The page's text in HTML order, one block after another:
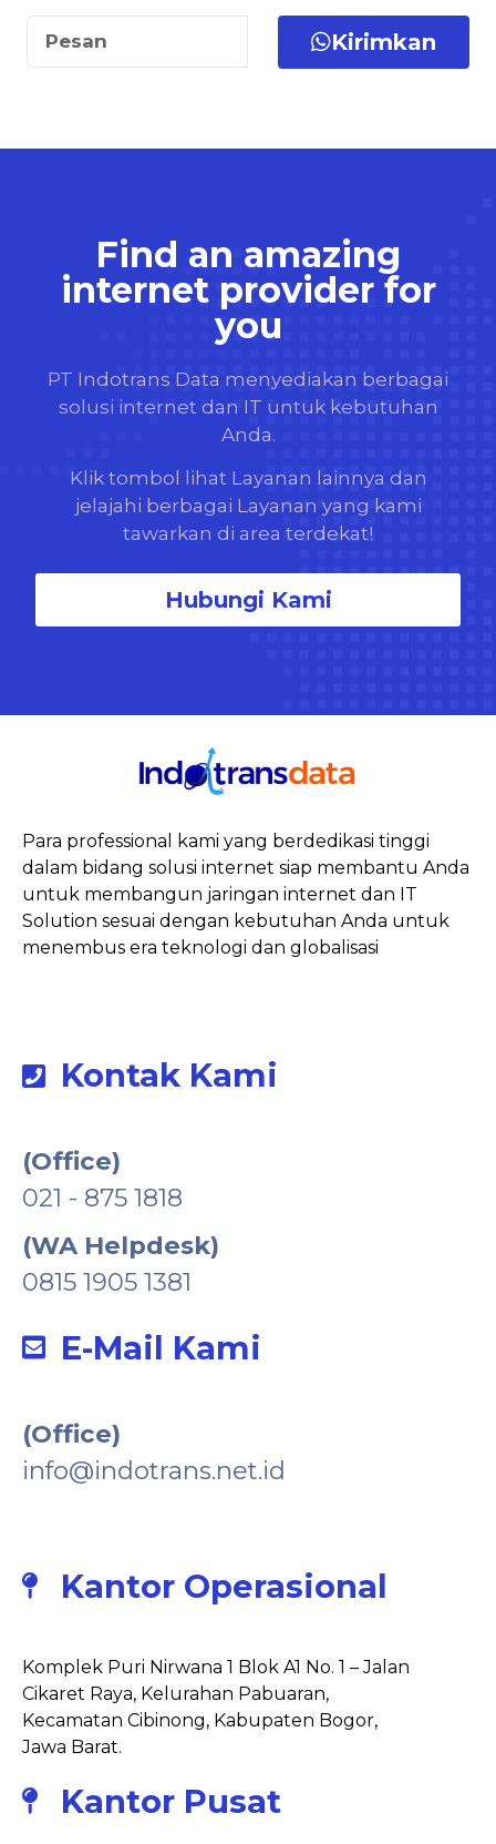
Kirimkan
Find an amazing
internet provider for
you
PT Indotrans Data menyediakan berbagai
solusi internet dan IT untuk kebutuhan
Klik tombol lihat Layanan lainnya dan
jelajahi berbagai Layanan yang kami
Hubungi Kami
Para professional kami yang berdedikasi tinggi
dalam bidang solusi internet siap membantu Anda
untuk membangun jaringan internet dan IT
Solution sesuai dengan kebutuhan Anda untuk
menembus era teknologi dan globalisasi
Kontak Kami
(Office)
021 - 875 1818
(WA Helpdesk)
0815 1905 1381
E-Mail Kami
(Office)
info@indotrans.net.id
Kantor Operasional
Komplek Puri Nirwana 1 Blok A1 No. 1 – Jalan
Cikaret Raya, Kelurahan Pabuaran,
Kecamatan Cibinong, Kabupaten Bogor,
Kantor Pusat